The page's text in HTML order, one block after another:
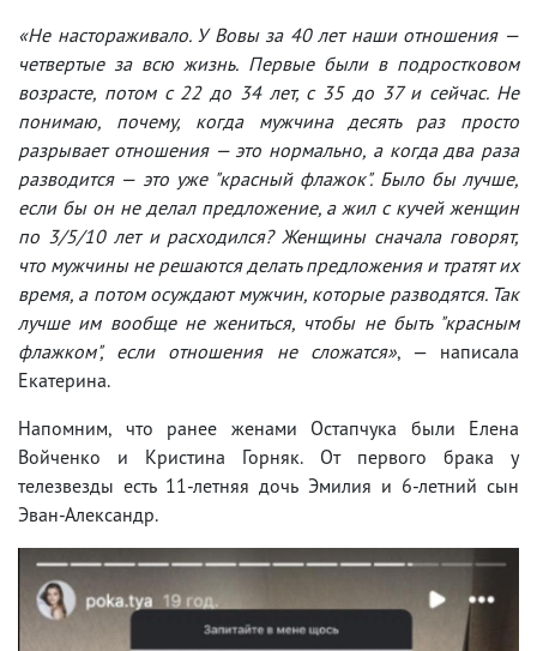
«Не настораживало. У Вовы за 40 лет наши отношения —
четвертые за всю жизнь. Первые были в подростковом
возрасте, потом с 22 до 34 лет, с 35 до 37 и сейчас. Не
понимаю, почему, когда мужчина десять раз просто
разрывает отношения — это нормально, а когда два раза
разводится — это уже "красный флажок". Было бы лучше,
если бы он не делал предложение, а жил с кучей женщин
по 3/5/10 лет и расходился? Женщины сначала говорят,
что мужчины не решаются делать предложения и тратят их
время, а потом осуждают мужчин, которые разводятся. Так
лучше им вообще не жениться, чтобы не быть "красным
флажком", если отношения не сложатся», — написала
Екатерина.
Напомним, что ранее женами Остапчука были Елена
Войченко и Кристина Горняк. От первого брака у
телезвезды есть 11-летняя дочь Эмилия и 6-летний сын
Эван-Александр.